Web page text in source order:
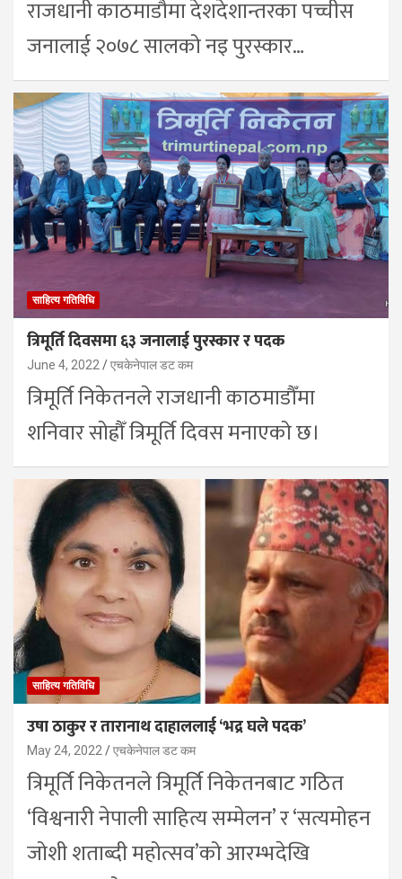
राजधानी काठमाडौमा देशदेशान्तरका पच्चीस
जनालाई २०७८ सालको नइ पुरस्कार…
साहित्य गतिविधि
त्रिमूर्ति दिवसमा ६३ जनालाई पुरस्कार र पदक
June 4, 2022 एचकेनेपाल डट कम
त्रिमूर्ति निकेतनले राजधानी काठमाडाैँमा
शनिवार सोह्रौँ त्रिमूर्ति दिवस मनाएको छ।
साहित्य गतिविधि
उषा ठाकुर र तारानाथ दाहाललाई ‘भद्र घले पदक’
May 24, 2022 एचकेनेपाल डट कम
त्रिमूर्ति निकेतनले त्रिमूर्ति निकेतनबाट गठित
‘विश्वनारी नेपाली साहित्य सम्मेलन’ र ‘सत्यमोहन
जोशी शताब्दी महोत्सव’को आरम्भदेखि